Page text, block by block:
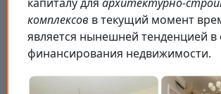
комплексов в текущий момент
является нынешней тенденцией в
финансирования недвижимости.